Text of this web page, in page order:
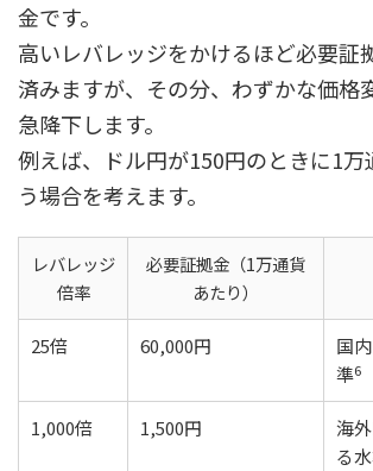
金です。
高いレバレッジをかけるほど必要証
済みますが、その分、わずかな価格
急降下します。
例えば、ドル円が150円のときに1
う場合を考えます。
レバレッジ
倍率
必要証拠金（1万通貨
あたり）
25倍 60,000円
国
準6
1,000倍 1,500円
海
る